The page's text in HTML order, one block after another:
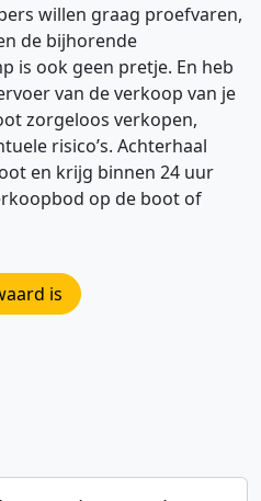
willen graag proefvaren,
de bijhorende
is ook geen pretje. En heb
van de verkoop van je
zorgeloos verkopen,
risico’s. Achterhaal
en krijg binnen 24 uur
op de boot of
is